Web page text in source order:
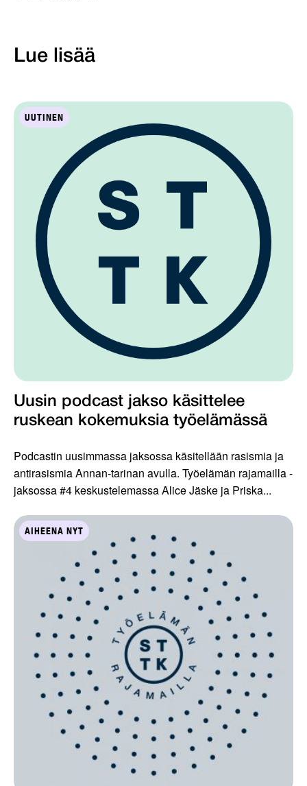
Lue lisää
UUTINEN
Uusin podcast jakso käsittelee
ruskean kokemuksia työelämässä
Podcastin uusimmassa jaksossa käsitellään rasismia ja
antirasismia Annan-tarinan avulla. Työelämän rajamailla -
jaksossa #4 keskustelemassa Alice Jäske ja Priska...
AIHEENA NYT